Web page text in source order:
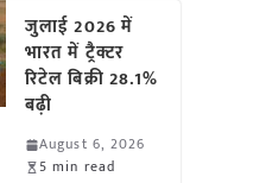
जुलाई 2026 में
भारत में ट्रैक्टर
रिटेल बिक्री 28.1%
बढ़ी
August 6, 2026
5 min read